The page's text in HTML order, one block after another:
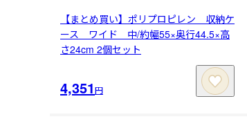
【まとめ買い】ポリプロピレン 収納ケ
ース ワイド 中/約幅55×奥行44.5×高
さ24cm 2個セット
4,351円